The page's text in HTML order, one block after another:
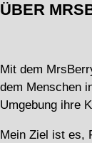
ÜBER
Mit dem
dem Menschen
Umgebung ihre
Mein Ziel ist es,